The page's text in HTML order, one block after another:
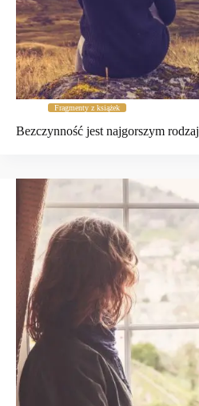
Fragmenty z książek
Bezczynność jest najgorszym